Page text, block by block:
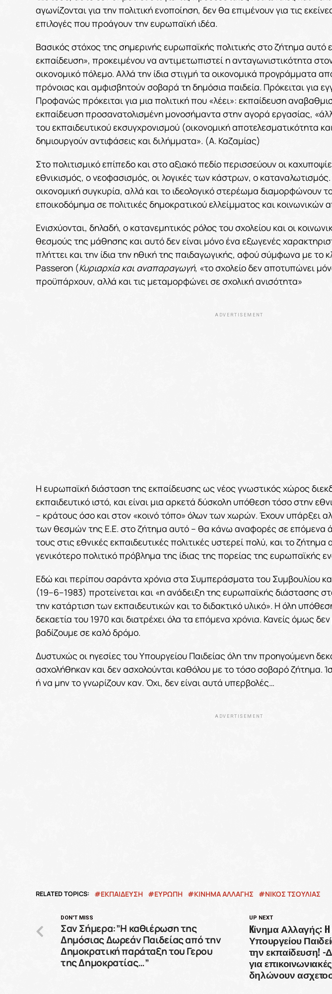
αγωνίζονται για την πολιτική ενοποίηση, δεν θα επιμένουν για τις
επιλογές που προάγουν την ευρωπαϊκή ιδέα.
Βασικός στόχος της σημερινής ευρωπαϊκής πολιτικής στο ζήτημα αυτό
εκπαίδευση», προκειμένου να αντιμετωπιστεί η ανταγωνιστικότητα
οικονομικό πόλεμο. Αλλά την ίδια στιγμή τα οικονομικά προγράμματα
πρόνοιας και αμφισβητούν σοβαρά τη δημόσια παιδεία. Πρόκειται για
Προφανώς πρόκειται για μια πολιτική που «λέει»: εκπαίδευση
εκπαίδευση προσανατολισμένη μονοσήμαντα στην αγορά εργασίας,
του εκπαιδευτικού εκσυγχρονισμού (οικονομική αποτελεσματικότητα
δημιουργούν αντιφάσεις και διλήμματα». (Α. Καζαμίας)
Στο πολιτισμικό επίπεδο και στο αξιακό πεδίο περισσεύουν οι
εθνικισμός, ο νεοφασισμός, οι λογικές των κάστρων, ο καταναλωτισμός.
οικονομική συγκυρία, αλλά και το ιδεολογικό στερέωμα διαμορφώνουν
εποικοδόμημα σε πολιτικές δημοκρατικού ελλείμματος και κοινωνικών
Ενισχύονται, δηλαδή, ο κατανεμητικός ρόλος του σχολείου και οι
θεσμούς της μάθησης και αυτό δεν είναι μόνο ένα εξωγενές
πλήττει και την ίδια την ηθική της παιδαγωγικής, αφού σύμφωνα με το
Passeron (Κυριαρχία και αναπαραγωγή, «το σχολείο δεν αποτυπώνει
προϋπάρχουν, αλλά και τις μεταμορφώνει σε σχολική ανισότητα»
ADVERTISEMENT
Η ευρωπαϊκή διάσταση της εκπαίδευσης ως νέος γνωστικός χώρος
εκπαιδευτικό ιστό, και είναι μια αρκετά δύσκολη υπόθεση τόσο στην
– κράτους όσο και στον «κοινό τόπο» όλων των χωρών. Έχουν υπάρξει
των θεσμών της Ε.Ε. στο ζήτημα αυτό – θα κάνω αναφορές σε επόμενα
τους στις εθνικές εκπαιδευτικές πολιτικές υστερεί πολύ, και το
γενικότερο πολιτικό πρόβλημα της ίδιας της πορείας της ευρωπαϊκής
Εδώ και περίπου σαράντα χρόνια στα Συμπεράσματα του Συμβουλίου
(19–6–1983) προτείνεται και «η ανάδειξη της ευρωπαϊκής διάστασης
την κατάρτιση των εκπαιδευτικών και το διδακτικό υλικό». Η όλη
δεκαετία του 1970 και διατρέχει όλα τα επόμενα χρόνια. Κανείς όμως δεν
βαδίζουμε σε καλό δρόμο.
Δυστυχώς οι ηγεσίες του Υπουργείου Παιδείας όλη την προηγούμενη
ασχολήθηκαν και δεν ασχολούνται καθόλου με το τόσο σοβαρό ζήτημα.
ή να μην το γνωρίζουν καν. Όχι, δεν είναι αυτά υπερβολές…
ADVERTISEMENT
RELATED TOPICS: ΕΚΠΑΙΔΕΥΣΗ ΕΥΡΩΠΗ ΚΙΝΗΜΑ ΑΛΛΑΓΗΣ ΝΙΚΟΣ ΤΣΟΥΛΙΑΣ
UP NEXT
Kίνημα Αλλαγής:
Υπουργείου
την εκπαίδευση! -
για
δηλώνουν
DON'T MISS
Σαν Σήμερα:”Η καθιέρωση της
Δημόσιας Δωρεάν Παιδείας από την
Δημοκρατική παράταξη του Γερου
της Δημοκρατίας…”